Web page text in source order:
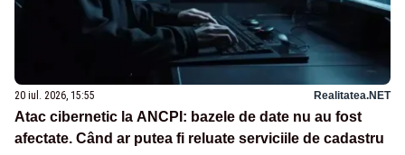
20 iul. 2026, 15:55 Realitatea.NET
Atac cibernetic la ANCPI: bazele de date nu au fost
afectate. Când ar putea fi reluate serviciile de cadastru